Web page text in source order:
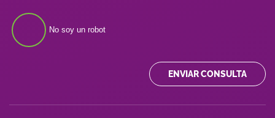
No soy un robot
ENVIAR CONSULTA